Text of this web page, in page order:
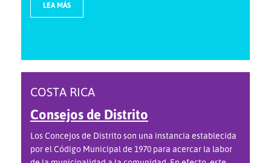
LEA MÁS
COSTA RICA
Consejos de Distrito
Los Concejos de Distrito son una instancia establecida
por el Código Municipal de 1970 para acercar la labor